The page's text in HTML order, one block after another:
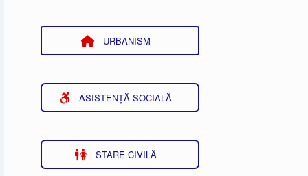
URBANISM
ASISTENȚĂ SOCIALĂ
STARE CIVILĂ